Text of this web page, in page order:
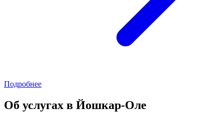
Подробнее
Об услугах в Йошкар-Оле